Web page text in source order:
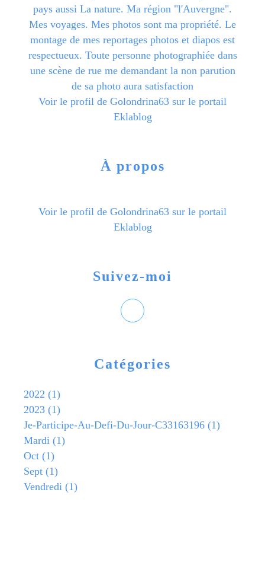
Catégories
2022 (1)
2023 (1)
Je-Participe-Au-Defi-Du-Jour-C33163196 (1)
Mardi (1)
Oct (1)
Sept (1)
Vendredi (1)
pays aussi La nature. Ma région "l'Auvergne".
Mes voyages. Mes photos sont ma propriété. Le
montage de mes reportages photos et diapos est
respectueux. Toute personne photographiée dans
une scène de rue me demandant la non parution
de sa photo aura satisfaction
Voir le profil de Golondrina63 sur le portail
Eklablog
Suivez-moi
À propos
Voir le profil de Golondrina63 sur le portail
Eklablog